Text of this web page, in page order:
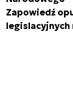
Zapowiedź
legislacyjnych